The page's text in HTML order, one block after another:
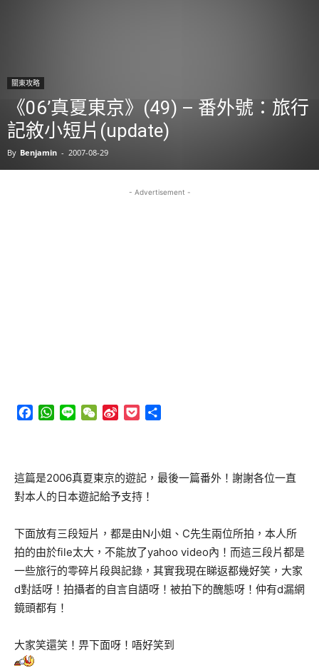
關東攻略
《06’真夏東京》(49) – 番外號：旅行
記敘小短片(update)
By Benjamin - 2007-08-29
- Advertisement -
Facebook
WhatsApp
Line WeChat
Sina
Pocket
這篇是2006真夏東京的遊記，最後一篇番外！謝謝各位一直
對本人的日本遊記給予支持！
下面放有三段短片，都是由N小姐、C先生兩位所拍，本人所
拍的由於file太大，不能放了yahoo video內！而這三段片都是
一些旅行的零碎片段與記錄，其實我現在睇返都幾好笑，大家
d對話呀！拍攝者的自言自語呀！被拍下的醜態呀！仲有d漏網
鏡頭都有！
大家笑還笑！畀下面呀！唔好笑到